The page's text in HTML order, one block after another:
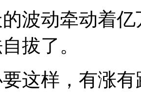
波动牵动着
拔了。
这样，有涨